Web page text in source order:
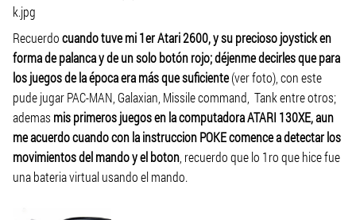
Recuerdocuando tuve mi 1er Atari 2600, y su precioso joystick en
forma de palanca y de un solo botón rojo; déjenme decirles que para
los juegos de la época era más que suficiente(ver foto), con este
pude jugar PAC-MAN, Galaxian, Missile command, Tank entre otros;
ademas mis primeros juegos en la computadora ATARI 130XE, aun
me acuerdo cuando con la instruccion POKE comence a detectar los
movimientos del mando y el boton , recuerdo que lo 1ro que hice fue
una bateria virtual usando el mando.